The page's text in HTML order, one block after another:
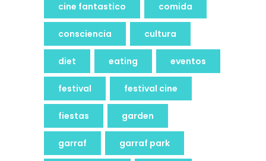
cine fantastico comida
consciencia cultura
diet eating eventos
festival festival cine
fiestas garden
garraf garraf park